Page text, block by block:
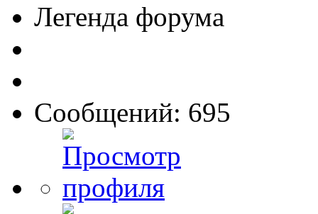
Легенда форума
Сообщений: 695